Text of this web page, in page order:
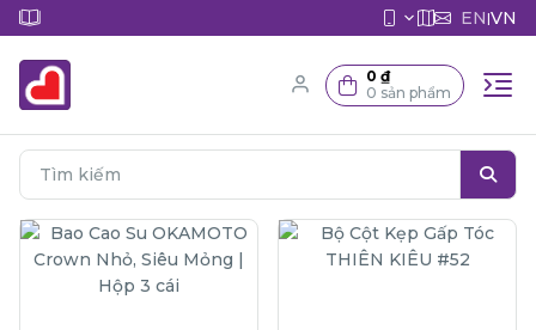
EN|VN
0 ₫
0 sản phẩm